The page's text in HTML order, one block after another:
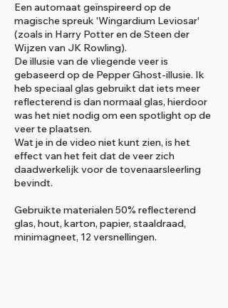
Een automaat geïnspireerd op de
magische spreuk 'Wingardium Leviosar'
(zoals in Harry Potter en de Steen der
Wijzen van JK Rowling).
De illusie van de vliegende veer is
gebaseerd op de Pepper Ghost-illusie. Ik
heb speciaal glas gebruikt dat iets meer
reflecterend is dan normaal glas, hierdoor
was het niet nodig om een spotlight op de
veer te plaatsen.
Wat je in de video niet kunt zien, is het
effect van het feit dat de veer zich
daadwerkelijk voor de tovenaarsleerling
bevindt.
Gebruikte materialen 50% reflecterend
glas, hout, karton, papier, staaldraad,
minimagneet, 12 versnellingen.